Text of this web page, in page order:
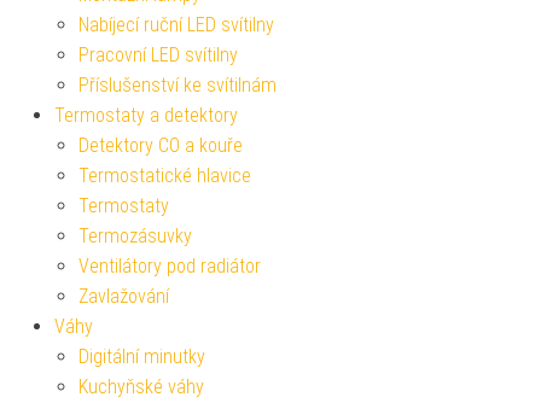
Nabíjecí ruční LED svítilny
Pracovní LED svítilny
Příslušenství ke svítilnám
Termostaty a detektory
Detektory CO a kouře
Termostatické hlavice
Termostaty
Termozásuvky
Ventilátory pod radiátor
Zavlažování
Váhy
Digitální minutky
Kuchyňské váhy